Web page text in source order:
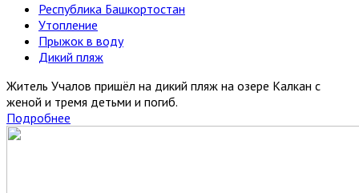
Республика Башкортостан
Утопление
Прыжок в воду
Дикий пляж
Житель Учалов пришёл на дикий пляж на озере Калкан с
женой и тремя детьми и погиб.
Подробнее